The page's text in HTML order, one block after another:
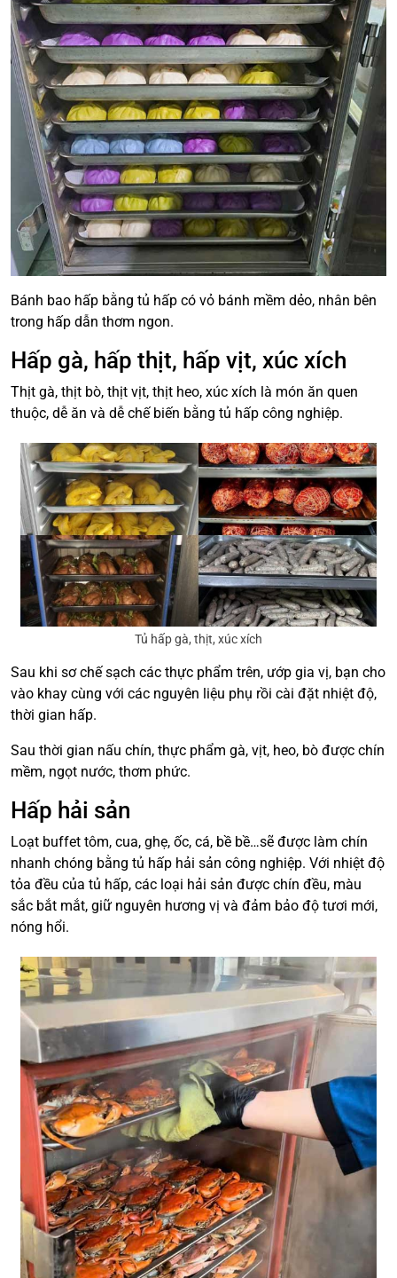
Bánh bao hấp bằng tủ hấp có vỏ bánh mềm dẻo, nhân bên
trong hấp dẫn thơm ngon.
Hấp gà, hấp thịt, hấp vịt, xúc xích
Thịt gà, thịt bò, thịt vịt, thịt heo, xúc xích là món ăn quen
thuộc, dễ ăn và dễ chế biến bằng tủ hấp công nghiệp.
Tủ hấp gà, thịt, xúc xích
Sau khi sơ chế sạch các thực phẩm trên, ướp gia vị, bạn cho
vào khay cùng với các nguyên liệu phụ rồi cài đặt nhiệt độ,
thời gian hấp.
Sau thời gian nấu chín, thực phẩm gà, vịt, heo, bò được chín
mềm, ngọt nước, thơm phức.
Hấp hải sản
Loạt buffet tôm, cua, ghẹ, ốc, cá, bề bề…sẽ được làm chín
nhanh chóng bằng tủ hấp hải sản công nghiệp. Với nhiệt độ
tỏa đều của tủ hấp, các loại hải sản được chín đều, màu
sắc bắt mắt, giữ nguyên hương vị và đảm bảo độ tươi mới,
nóng hổi.